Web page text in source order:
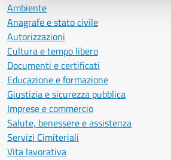
Ambiente
Anagrafe e stato civile
Autorizzazioni
Cultura e tempo libero
Documenti e certificati
Educazione e formazione
Giustizia e sicurezza pubblica
Imprese e commercio
Salute, benessere e assistenza
Servizi Cimiteriali
Vita lavorativa